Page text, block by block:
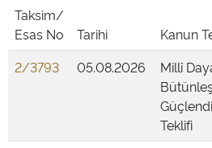
Taksim/
Esas No
Tarihi
Kanun
2/3793
05.08.2026
Millî
Teklifi